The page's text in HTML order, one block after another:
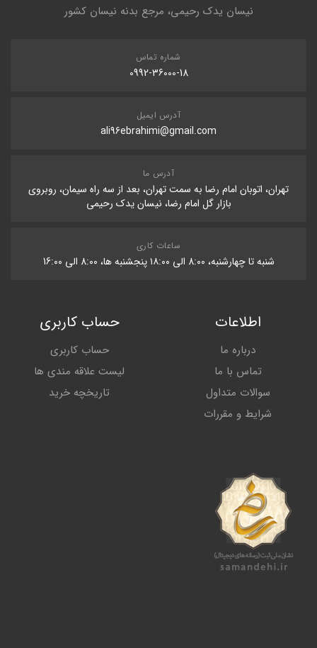
نیسان یدک رحیمی، مرجع بدنه نیسان کشور
شماره تماس
0992-36000-18
آدرس ایمیل
ali96ebrahimi@gmail.com
آدرس ما
تهران، اتوبان امام رضا به سمت تهران، بعد از سه راه سیمان، روبروی
بازار گل امام رضا، نیسان یدک رحیمی
ساعات کاری
شنبه تا چهارشنبه، 8:۰۰ الی ۱۸:۰۰ پنجشنبه ها، 8:۰۰ الی 16:۰۰
اطلاعات
درباره ما
تماس با ما
سوالات متداول
شرایط و مقررات
حساب کاربری
حساب کاربری
لیست علاقه مندی ها
تاریخچه خرید